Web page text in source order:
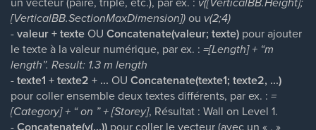
[VerticalBB.SectionMaxDimension])ou v(2;4)
-valeur + texte OU Concatenate(valeur; texte) pour ajouter
le texte à la valeur numérique, par ex. : =[Length] + “m
length”. Result: 1.3 m length
-texte1 + texte2 + ... OU Concatenate(texte1; texte2, ...)
pour coller ensemble deux textes différents, par ex. : =
[Category] + “ on ” + [Storey], Résultat : Wall on Level 1.
-
pour coller le vecteur (avec un « , »